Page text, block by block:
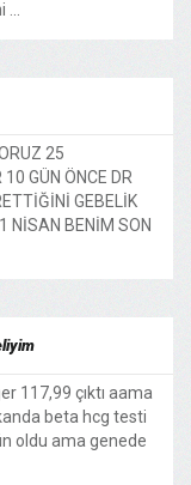
25
GÜN ÖNCE DR
GEBELİK
NİSAN BENİM SON
117,99 çıktı aama
beta hcg testi
oldu ama genede